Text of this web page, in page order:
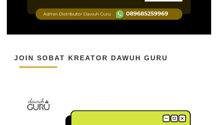
JOIN SOBAT KREATOR DAWUH GURU